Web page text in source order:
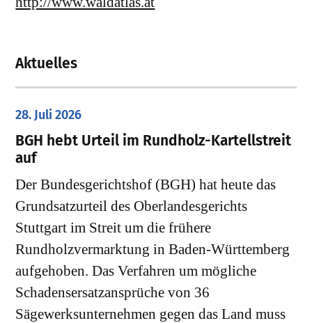
Aktuelles
28. Juli 2026
​BGH hebt Urteil im Rundholz-Kartellstreit
auf
Der Bundesgerichtshof (BGH) hat heute das
Grundsatzurteil des Oberlandesgerichts
Stuttgart im Streit um die frühere
Rundholzvermarktung in Baden-Württemberg
aufgehoben. Das Verfahren um mögliche
Schadensersatzansprüche von 36
Sägewerksunternehmen gegen das Land muss